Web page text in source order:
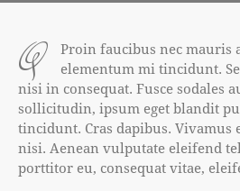
q
Proin faucibus nec mauris
elementum mi tincidunt.
nisi in consequat. Fusce sodales
sollicitudin, ipsum eget blandit
tincidunt. Cras dapibus. Vivamus
nisi. Aenean vulputate eleifend
porttitor eu, consequat vitae,